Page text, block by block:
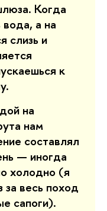
Когда
вода, а на
слизь и
к
на
нам
составлял
— иногда
холодно (я
за весь поход
сапоги).